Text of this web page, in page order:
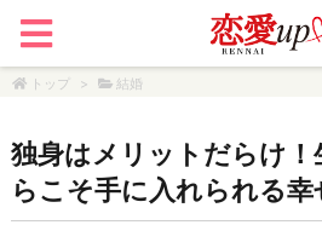
トップ > 結婚
独身はメリットだらけ
らこそ手に入れられる幸